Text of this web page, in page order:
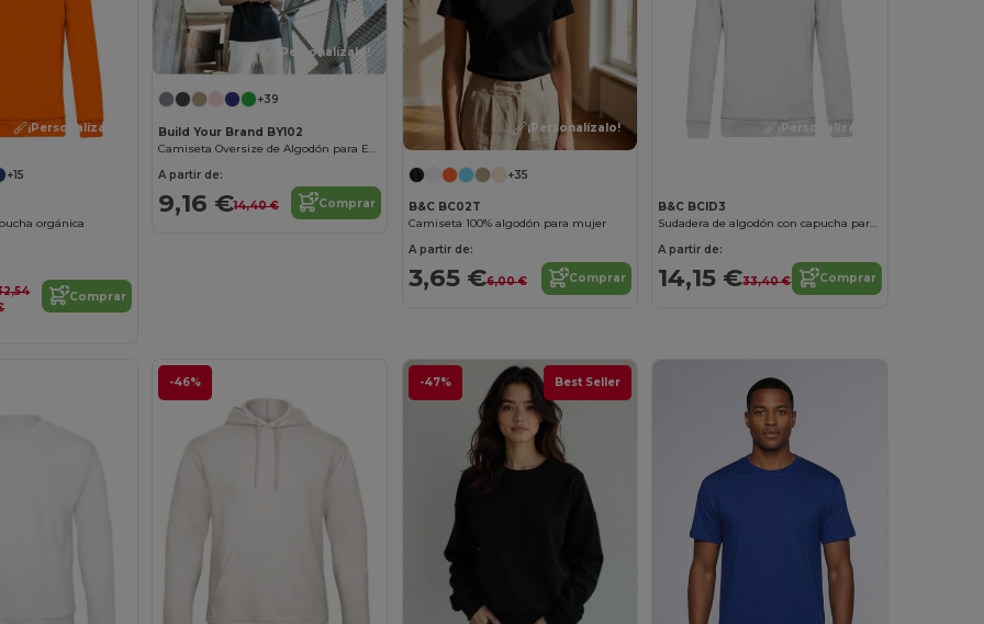
¡Personalízalo!
+15
orgánica
Comprar
¡Personalízalo!
+39
Build Your Brand BY102
A partir de:
9,16 €14,40 € Comprar
¡Personalízalo!
+35
B&C BC02T
Camiseta 100% algodón para mujer
A partir de:
3,65 €6,00 € Comprar
¡Personalízalo!
B&C BCID3
Sudadera de algodón con capucha para hombre y mujer
A partir de:
14,15 €33,40 € Comprar
-46% -47% Best Seller